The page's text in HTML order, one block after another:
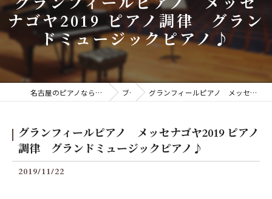
ナゴヤ2019 ピアノ調律 グラン
ドミュージックピアノ♪
名古屋のピアノならグランドミュージックピアノ株式会社 ブログ グランフィールピアノ メッセナゴヤ2019 ピアノ調律 グランドミュージックピアノ♪
グランフィールピアノ メッセナゴヤ2019 ピアノ
調律 グランドミュージックピアノ♪
2019/11/22